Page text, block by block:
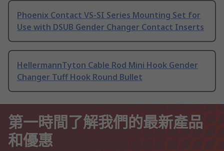
Phoenix Contact VS-SI Series Mounting Set for
Use with DSUB Gender Changer Contact Inserts
HellermannTyton Cable Rod Mini Hook Gender
Changer Tuff Hook Round Bullet
第一時間了解我們的最新產品
和優惠